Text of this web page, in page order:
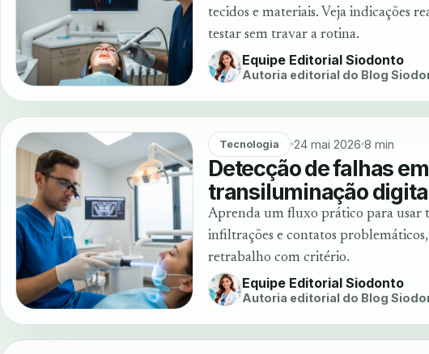
tecidos e materiais. Veja indicações
testar sem travar a rotina.
Equipe Editorial Siodonto
Autoria editorial do Blog
Tecnologia 24 mai 2026 8 min
Detecção de falhas
transiluminação
Aprenda um fluxo prático para usar
infiltrações e contatos
retrabalho com critério.
Equipe Editorial Siodonto
Autoria editorial do Blog